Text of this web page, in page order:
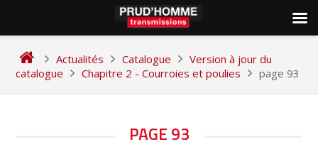
content
Actualités Catalogue
Version à jour du
catalogue
Chapitre 2 - Courroies et poulies page 93
PAGE 93